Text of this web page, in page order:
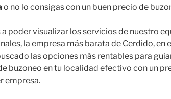
o no lo consigas con un buen precio de
a poder visualizar los servicios de nuestro
la empresa más barata de Cerdido, en
las opciones más rentables para
buzoneo en tu localidad efectivo con un
empresa.